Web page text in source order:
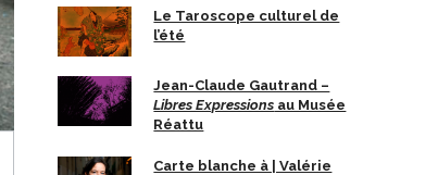
Le Taroscope culturel de
l’été
Jean-Claude Gautrand –
Libres Expressions au Musée
Réattu
Carte blanche à | Valérie